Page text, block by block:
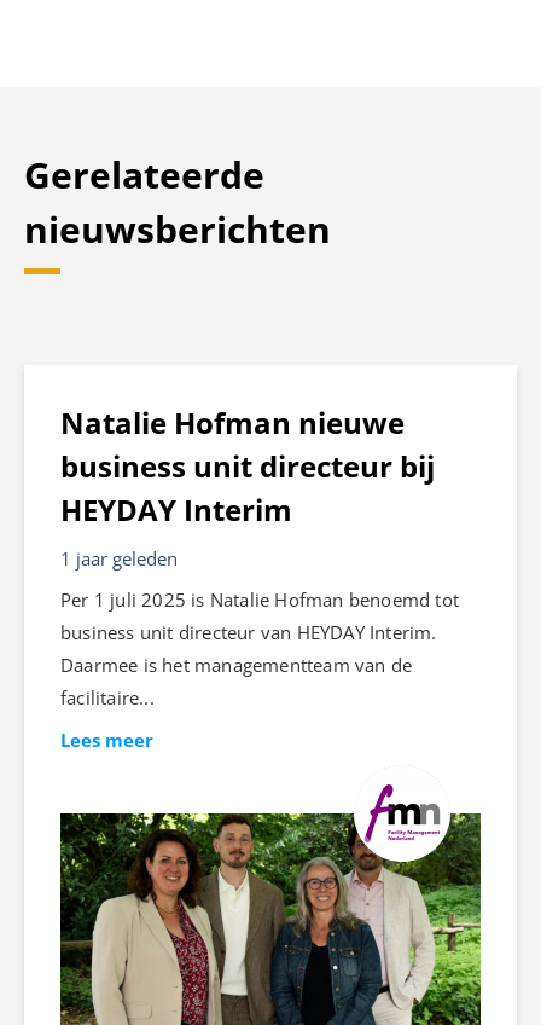
Gerelateerde
nieuwsberichten
Natalie Hofman nieuwe
business unit directeur bij
HEYDAY Interim
1 jaar geleden
Per 1 juli 2025 is Natalie Hofman benoemd tot
business unit directeur van HEYDAY Interim.
Daarmee is het managementteam van de
facilitaire...
Lees meer